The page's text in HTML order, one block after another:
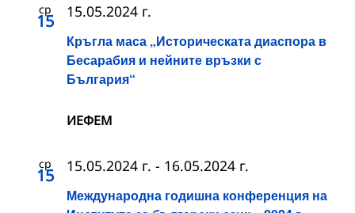
ср
15
Кръгла маса „Историческата диаспора в
Бесарабия и нейните връзки с
България“
15.05.2024 г.
ИЕФЕМ
ср
15
Международна годишна конференция на
15.05.2024 г. - 16.05.2024 г.